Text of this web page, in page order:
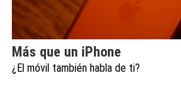
Más que un iPhone
¿El móvil también habla de ti?